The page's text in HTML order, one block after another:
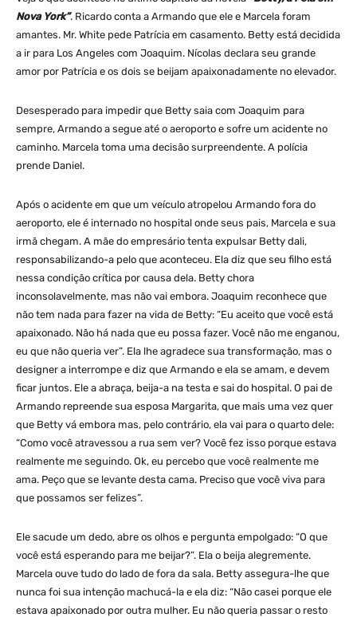
Nova York”. Ricardo conta a Armando que ele e Marcela foram
amantes. Mr. White pede Patrícia em casamento. Betty está decidida
a ir para Los Angeles com Joaquim. Nícolas declara seu grande
amor por Patrícia e os dois se beijam apaixonadamente no elevador.
Desesperado para impedir que Betty saia com Joaquim para
sempre, Armando a segue até o aeroporto e sofre um acidente no
caminho. Marcela toma uma decisão surpreendente. A polícia
prende Daniel.
Após o acidente em que um veículo atropelou Armando fora do
aeroporto, ele é internado no hospital onde seus pais, Marcela e sua
irmã chegam. A mãe do empresário tenta expulsar Betty dali,
responsabilizando-a pelo que aconteceu. Ela diz que seu filho está
nessa condição crítica por causa dela. Betty chora
inconsolavelmente, mas não vai embora. Joaquim reconhece que
não tem nada para fazer na vida de Betty: “Eu aceito que você está
apaixonado. Não há nada que eu possa fazer. Você não me enganou,
eu que não queria ver”. Ela lhe agradece sua transformação, mas o
designer a interrompe e diz que Armando e ela se amam, e devem
ficar juntos. Ele a abraça, beija-a na testa e sai do hospital. O pai de
Armando repreende sua esposa Margarita, que mais uma vez quer
que Betty vá embora mas, pelo contrário, ela vai para o quarto dele:
“Como você atravessou a rua sem ver? Você fez isso porque estava
realmente me seguindo. Ok, eu percebo que você realmente me
ama. Peço que se levante desta cama. Preciso que você viva para
que possamos ser felizes”.
Ele sacude um dedo, abre os olhos e pergunta empolgado: “O que
você está esperando para me beijar?”. Ela o beija alegremente.
Marcela ouve tudo do lado de fora da sala. Betty assegura-lhe que
nunca foi sua intenção machucá-la e ela diz: “Não casei porque ele
estava apaixonado por outra mulher. Eu não queria passar o resto